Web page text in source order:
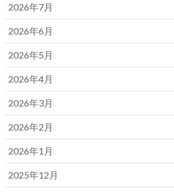
2026年7月
2026年6月
2026年5月
2026年4月
2026年3月
2026年2月
2026年1月
2025年12月